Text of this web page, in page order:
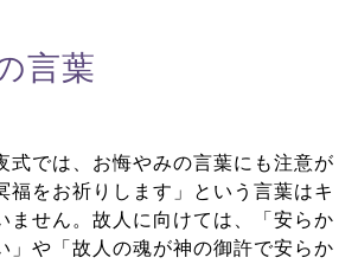
言葉
式では、お悔やみの言葉にも注意が
福をお祈りします」という言葉はキ
ません。故人に向けては、「安らか
」や「故人の魂が神の御許で安らか